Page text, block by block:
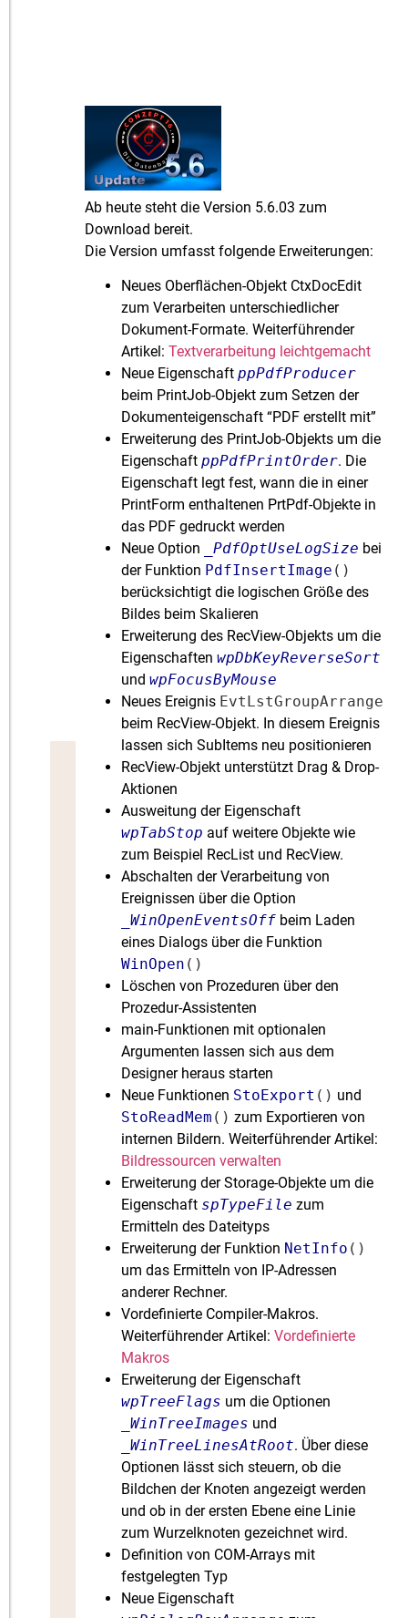
Ab heute steht die Version 5.6.03 zum
Download bereit.
Die Version umfasst folgende Erweiterungen:
Neues Oberflächen-Objekt CtxDocEdit
zum Verarbeiten unterschiedlicher
Dokument-Formate. Weiterführender
Artikel:Textverarbeitung leichtgemacht
Neue EigenschaftppPdfProducer
beim PrintJob-Objekt zum Setzen der
Dokumenteigenschaft “PDF erstellt mit”
Erweiterung des PrintJob-Objekts um die
EigenschaftppPdfPrintOrder. Die
Eigenschaft legt fest, wann die in einer
PrintForm enthaltenen PrtPdf-Objekte in
das PDF gedruckt werden
Neue Option
_PdfOptUseLogSize bei
der Funktion PdfInsertImage ()
berücksichtigt die logischen Größe des
Bildes beim Skalieren
Erweiterung des RecView-Objekts um die
EigenschaftenwpDbKeyReverseSort
undwpFocusByMouse
Neues Ereignis EvtLstGroupArrange
beim RecView-Objekt. In diesem Ereignis
lassen sich SubItems neu positionieren
RecView-Objekt unterstützt Drag & Drop-
Aktionen
Ausweitung der Eigenschaft
wpTabStop auf weitere Objekte wie
zum Beispiel RecList und RecView.
Abschalten der Verarbeitung von
Ereignissen über die Option
_WinOpenEventsOff beim Laden
eines Dialogs über die Funktion
WinOpen ()
Löschen von Prozeduren über den
Prozedur-Assistenten
main-Funktionen mit optionalen
Argumenten lassen sich aus dem
Designer heraus starten
Neue Funktionen StoExport () und
StoReadMem () zum Exportieren von
internen Bildern. Weiterführender Artikel:
Bildressourcen verwalten
Erweiterung der Storage-Objekte um die
Eigenschaft spTypeFile zum
Ermitteln des Dateityps
Erweiterung der Funktion NetInfo ()
um das Ermitteln von IP-Adressen
anderer Rechner.
Vordefinierte Compiler-Makros.
Weiterführender Artikel:Vordefinierte
Makros
Erweiterung der Eigenschaft
wpTreeFlags um die Optionen
_WinTreeImages und
_WinTreeLinesAtRoot. Über diese
Optionen lässt sich steuern, ob die
Bildchen der Knoten angezeigt werden
und ob in der ersten Ebene eine Linie
zum Wurzelknoten gezeichnet wird.
Definition von COM-Arrays mit
festgelegten Typ
Neue Eigenschaft